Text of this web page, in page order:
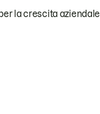
la crescita aziendale